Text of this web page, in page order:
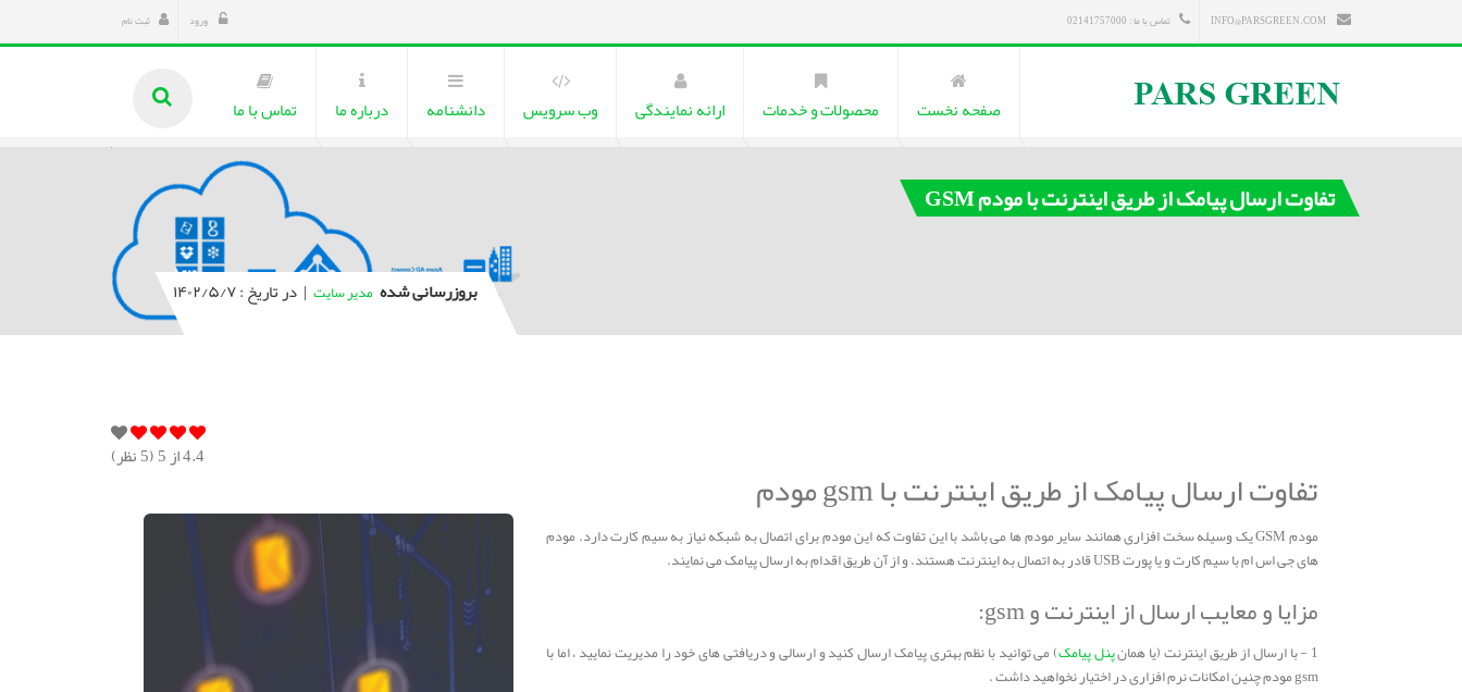
تماس با ما : 02141757000 ورود ثبت نام
صفحه نخست محصولات و خدمات ارائه نمایندگی وب سرویس دانشنامه درباره ما تماس با ما
تفاوت ارسال پیامک از طریق اینترنت با مودم GSM
بروزرسانی شده مدیر سایت | در تاریخ : ۱۴۰۲/۵/۷
4.4از 5 ( 5نظر)
تفاوت ارسال پیامک از طریق اینترنت با gsm مودم
مودم GSM یک وسیله سخت افزاری همانند سایر مودم ها می باشد با این تفاوت که این مودم برای اتصال به شبکه نیاز به سیم کارت دارد. مودم
های جی اس ام با سیم کارت و یا پورت USB قادر به اتصال به اینترنت هستند. و از آن طریق اقدام به ارسال پیامک می نمایند.
مزایا و معایب ارسال از اینترنت و gsm:
1 - با ارسال از طریق اینترنت (یا همان پنل پیامک) می توانید با نظم بهتری پیامک ارسال کنید و ارسالی و دریافتی های خود را مدیریت نمایید ، اما با
gsm مودم چنین امکانات نرم افزاری در اختیار نخواهید داشت .